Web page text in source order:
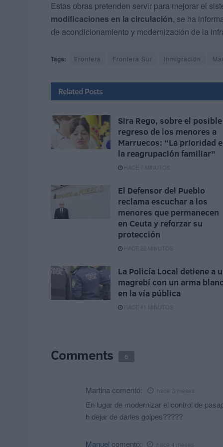
Estas obras pretenden servir para mejorar el
modificaciones en la circulación, se ha
de acondicionamiento y modernización de la
Tags: Frontera Frontera Sur Inmigración
Related Posts
Sira Rego, sobre el posible
regreso de los menores a
Marruecos: “La prioridad
la reagrupación familiar”
HACE 7 MINUTOS
El Defensor del Pueblo
reclama escuchar a los
menores que permanecen
en Ceuta y reforzar su
protección
HACE 22 MINUTOS
La Policía Local detiene a
magrebí con un arma
en la vía pública
HACE 41 MINUTOS
Comments 6
Martina comentó: hace 3 meses
En lugar de modernizar el control de
h dejar de darles golpes?????
Manuel comentó: hace 4 meses